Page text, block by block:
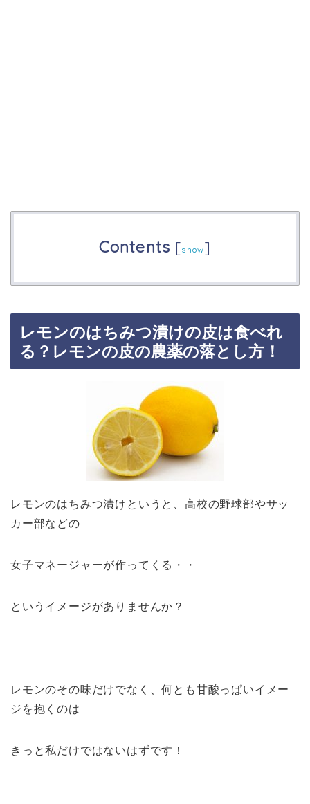
Contents [show]
レモンのはちみつ漬けの皮は食べれ
る？レモンの皮の農薬の落とし方！
レモンのはちみつ漬けというと、高校の野球部やサッ
カー部などの
女子マネージャーが作ってくる・・
というイメージがありませんか？
レモンのその味だけでなく、何とも甘酸っぱいイメー
ジを抱くのは
きっと私だけではないはずです！